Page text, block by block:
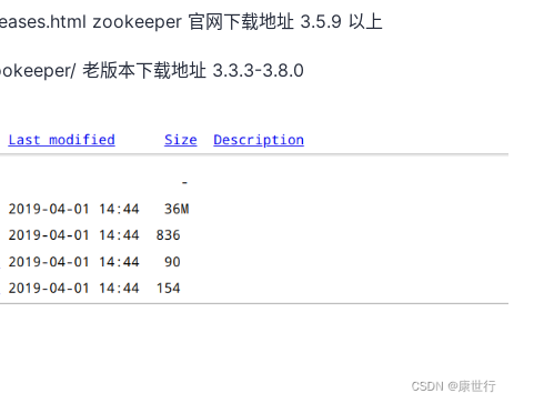
zookeeper 官网下载地址 3.5.9 以上
老版本下载地址 3.3.3-3.8.0